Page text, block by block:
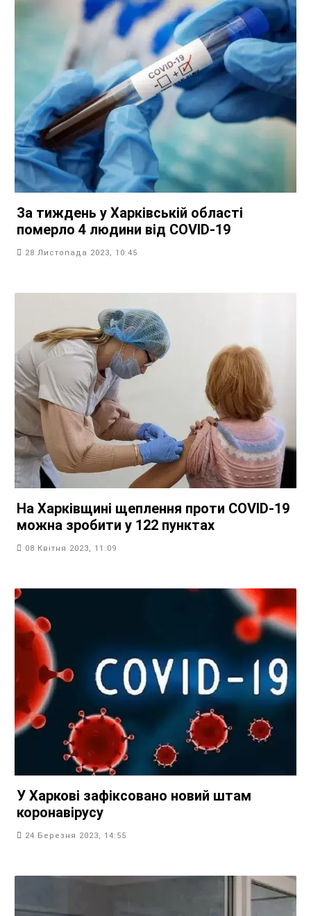
За тиждень у Харківській області
померло 4 людини від COVID-19
28 Листопада 2023, 10:45
На Харківщині щеплення проти COVID-19
можна зробити у 122 пунктах
08 Квітня 2023, 11:09
У Харкові зафіксовано новий штам
коронавірусу
24 Березня 2023, 14:55